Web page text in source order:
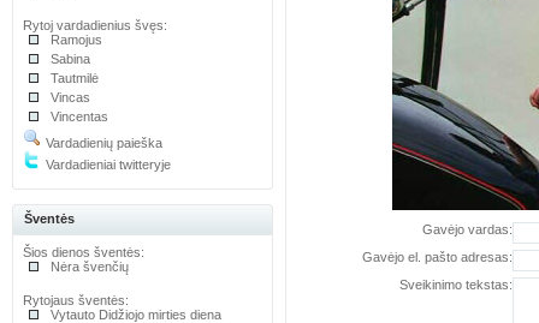
Rytoj vardadienius švęs:
Ramojus
Sabina
Tautmilė
Vincas
Vincentas
Vardadienių paieška
Vardadieniai twitteryje
Šventės
Šios dienos šventės:
Nėra švenčių
Rytojaus šventės:
Vytauto Didžiojo mirties diena
Gavėjo vardas:
Gavėjo el. pašto adresas:
Sveikinimo tekstas: